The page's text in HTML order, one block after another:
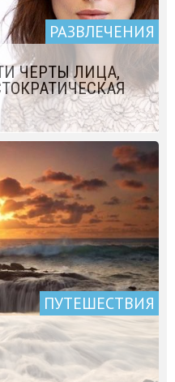
РАЗВЛЕЧЕНИЯ
ЧЕРТЫ ЛИЦА,
ПУТЕШЕСТВИЯ